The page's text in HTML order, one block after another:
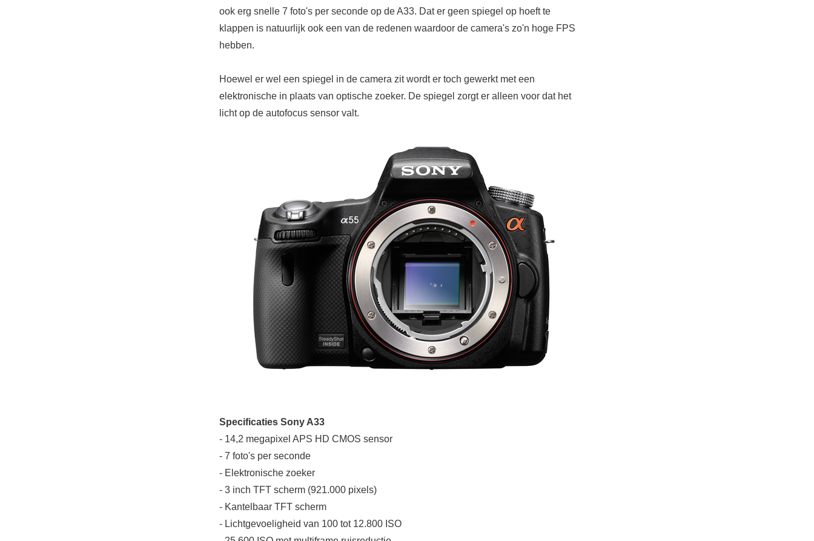
ook erg snelle 7 foto's per seconde op de A33. Dat er geen spiegel op hoeft te
klappen is natuurlijk ook een van de redenen waardoor de camera's zo'n hoge FPS
hebben.
Hoewel er wel een spiegel in de camera zit wordt er toch gewerkt met een
elektronische in plaats van optische zoeker. De spiegel zorgt er alleen voor dat het
licht op de autofocus sensor valt.
Specificaties Sony A33
- 14,2 megapixel APS HD CMOS sensor
- 7 foto's per seconde
- Elektronische zoeker
- 3 inch TFT scherm (921.000 pixels)
- Kantelbaar TFT scherm
- Lichtgevoeligheid van 100 tot 12.800 ISO